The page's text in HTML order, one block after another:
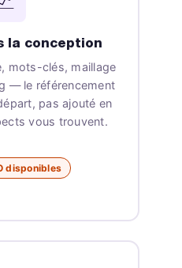
la conception
mots-clés, maillage
— le référencement
pas ajouté en
vous trouvent.
disponibles